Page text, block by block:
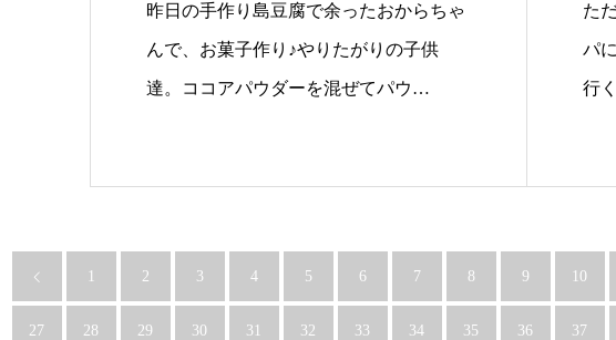
昨日の手作り島豆腐で余ったおからちゃ
んで、お菓子作り♪やりたがりの子供
達。ココアパウダーを混ぜてパウ…
た
パ
行
1 2 3 4 5 6 7 8 9 10
27 28 29 30 31 32 33 34 35 36 37